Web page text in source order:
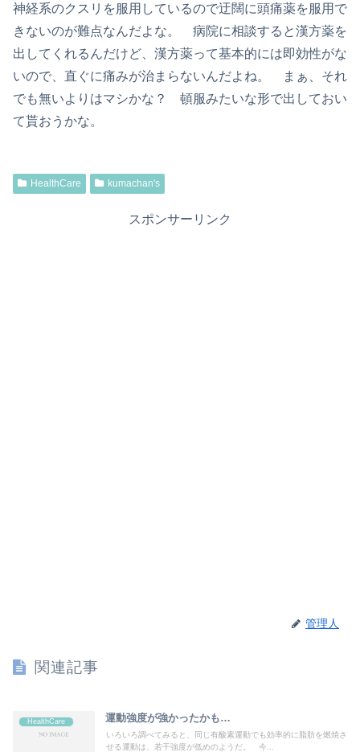
神経系のクスリを服用しているので迂闊に頭痛薬を服用で
きないのが難点なんだよな。 病院に相談すると漢方薬を
出してくれるんだけど、漢方薬って基本的には即効性がな
いので、直ぐに痛みが治まらないんだよね。 まぁ、それ
でも無いよりはマシかな？ 頓服みたいな形で出しておい
て貰おうかな。
HealthCare kumachan's
スポンサーリンク
管理人
関連記事
HealthCare 運動強度が強かったかも…
いろいろ調べてみると、同じ有酸素運動でも効率的に脂肪を燃焼さ
せる運動は、若干強度が低めのようだ。 今...